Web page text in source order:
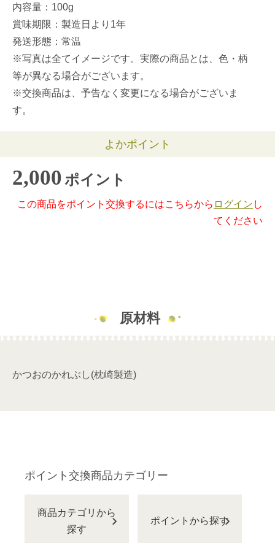
内容量：100g
賞味期限：製造日より1年
発送形態：常温
※写真は全てイメージです。実際の商品とは、色・柄
等が異なる場合がございます。
※交換商品は、予告なく変更になる場合がございま
す。
よかポイント
2,000ポイント
この商品をポイント交換するにはこちらから ログイン し
てください
原材料
かつおのかれぶし(枕崎製造)
ポイント交換商品カテゴリー
商品カテゴリから
探す
ポイントから探す